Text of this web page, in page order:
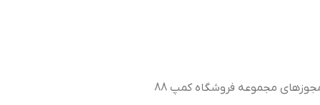
مجموعه فروشگاه کمپ 88